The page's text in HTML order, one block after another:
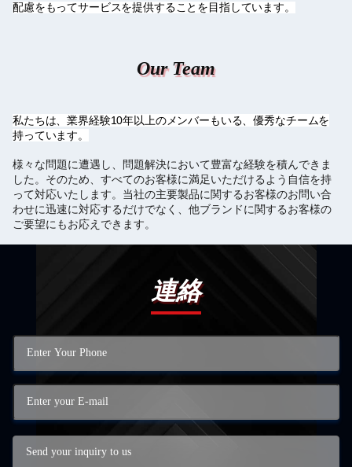
配慮をもってサービスを提供することを目指しています。
Our Team
私たちは、業界経験10年以上のメンバーもいる、優秀なチームを
持っています。
様々な問題に遭遇し、問題解決において豊富な経験を積んできま
した。そのため、すべてのお客様に満足いただけるよう自信を持
って対応いたします。当社の主要製品に関するお客様のお問い合
わせに迅速に対応するだけでなく、他ブランドに関するお客様の
ご要望にもお応えできます。
連絡